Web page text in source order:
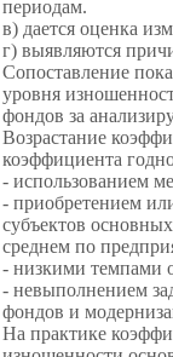
периодам.
в) дается оценка
г) выявляются
Сопоставление
уровня
фондов за
Возрастание
коэффициента
- использованием
- приобретением
субъектов
среднем по
- низкими темпами
- невыполнением
фондов и
На практике